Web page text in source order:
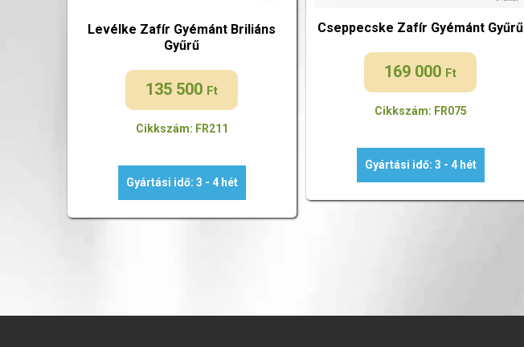
Levélke Zafír Gyémánt Briliáns
Gyűrű
135 500 Ft
Cikkszám: FR211
Gyártási idő: 3 - 4 hét
Cseppecske Zafír Gyémánt Gyűrű
169 000 Ft
Cikkszám: FR075
Gyártási idő: 3 - 4 hét